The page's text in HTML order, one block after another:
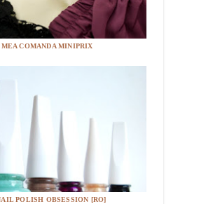
COMANDA MINIPRIX
POLISH OBSESSION [RO]